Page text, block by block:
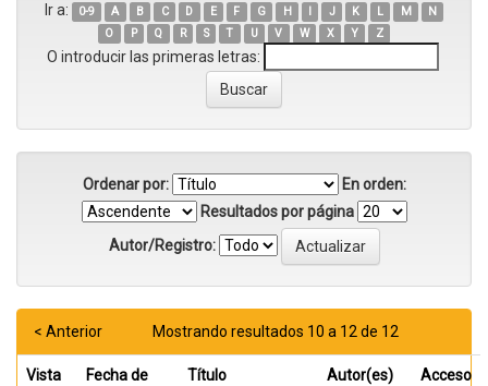
Ir a: 0-9 A B C D E F G H I J K L M
N
O
P Q R S T U V W X Y Z
O introducir las primeras letras:
Ordenar por:
En orden:
Resultados por página
Autor/Registro:
Mostrando resultados 10 a 12 de 12
< Anterior
Vista
Fecha de
Título Autor(es) Acceso